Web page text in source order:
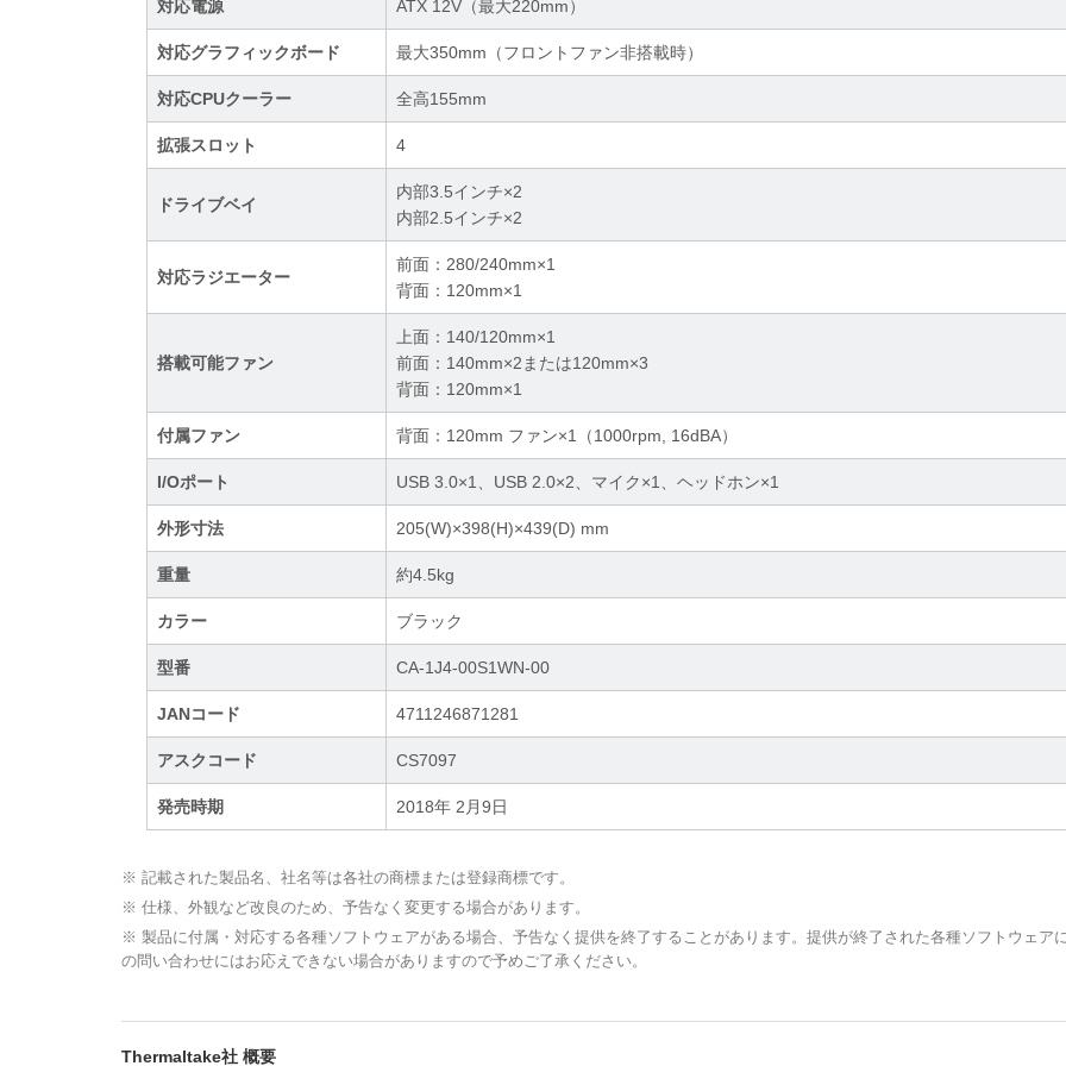
対応電源 ATX 12V（最大220mm）
対応グラフィックボード 最大350mm（フロントファン非搭載時）
対応CPUクーラー 全高155mm
拡張スロット 4
ドライブベイ
内部3.5インチ×2
内部2.5インチ×2
対応ラジエーター
前面：280/240mm×1
背面：120mm×1
搭載可能ファン
上面：140/120mm×1
前面：140mm×2または120mm×3
背面：120mm×1
付属ファン 背面：120mm ファン×1（1000rpm, 16dBA）
I/Oポート USB 3.0×1、USB 2.0×2、マイク×1、ヘッドホン×1
外形寸法 205(W)×398(H)×439(D) mm
重量 約4.5kg
カラー ブラック
型番 CA-1J4-00S1WN-00
JANコード 4711246871281
アスクコード CS7097
発売時期 2018年 2月9日
※ 記載された製品名、社名等は各社の商標または登録商標です。
※ 仕様、外観など改良のため、予告なく変更する場合があります。
※ 製品に付属・対応する各種ソフトウェアがある場合、予告なく提供を終了することがあります。提供が終了された各種ソフトウェア
の問い合わせにはお応えできない場合がありますので予めご了承ください。
Thermaltake社 概要